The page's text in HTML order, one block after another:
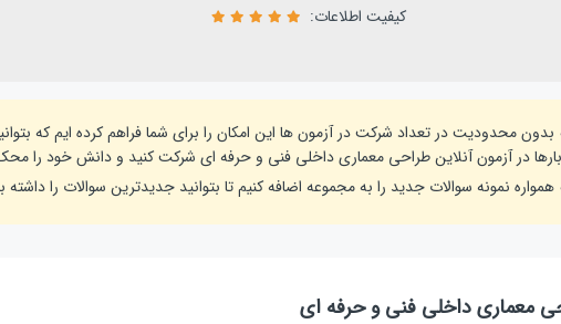
کیفیت اطلاعات:
بدون محدودیت در تعداد شرکت در آزمون ها این امکان را برای شما فراهم کرده ایم که
در آزمون آنلاین طراحی معماری داخلی فنی و حرفه ای شرکت کنید و دانش خود را
نمونه سوالات جدید را به مجموعه اضافه کنیم تا بتوانید جدیدترین سوالات را داشته
معماری داخلی فنی و حرفه ای